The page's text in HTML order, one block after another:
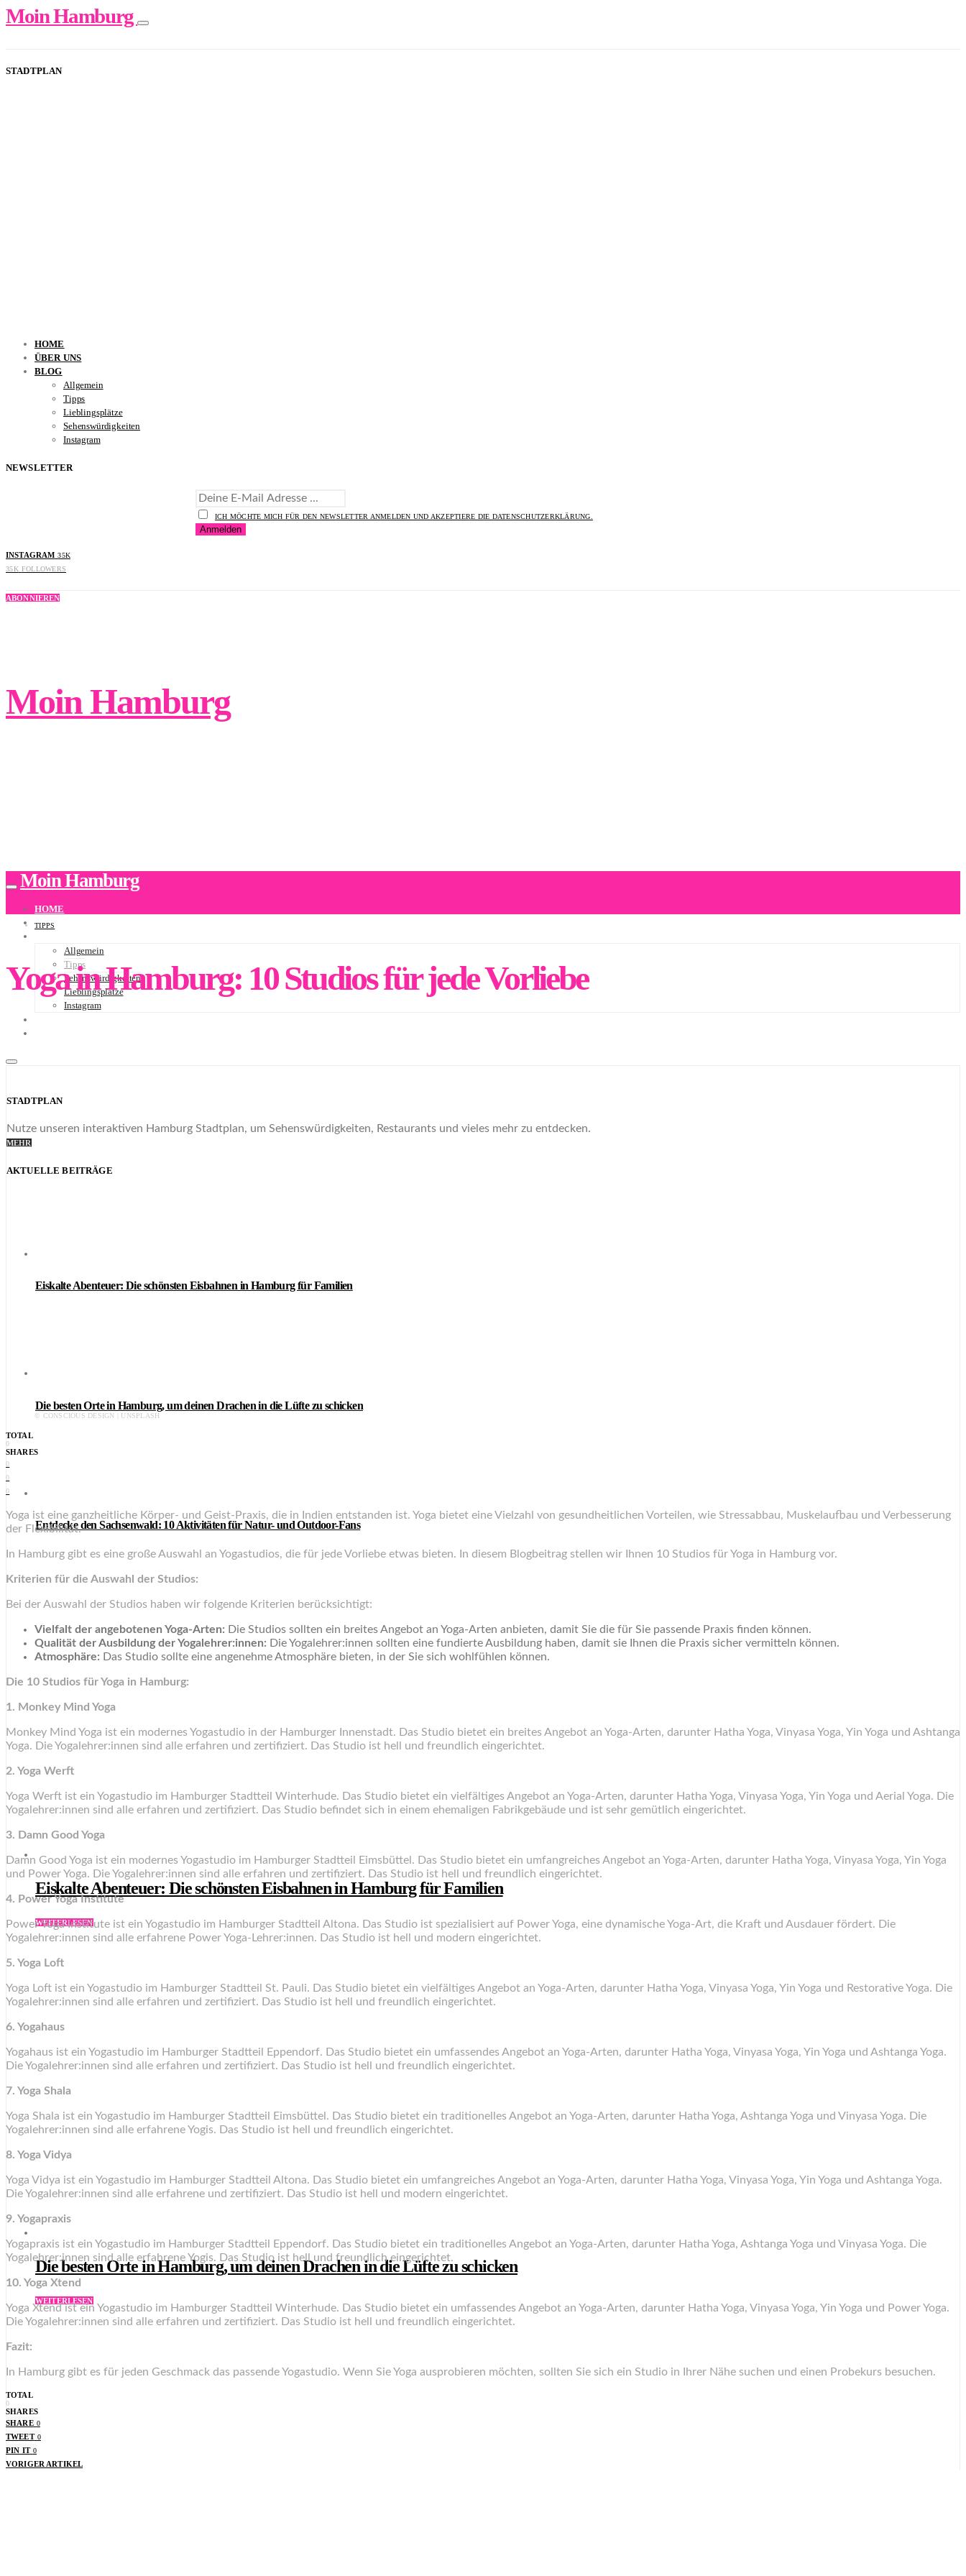
Moin Hamburg
STADTPLAN
HOME
ÜBER UNS
BLOG
Allgemein
Tipps
Lieblingsplätze
Sehenswürdigkeiten
Instagram
NEWSLETTER
ICH MÖCHTE MICH FÜR DEN NEWSLETTER ANMELDEN UND AKZEPTIERE DIE DATENSCHUTZERKLÄRUNG.
INSTAGRAM 35K
35K FOLLOWERS
ABONNIEREN
Moin Hamburg
Moin Hamburg
HOME
ÜBER UNS
Allgemein
Tipps
Sehenswürdigkeiten
Lieblingsplätze
Instagram
STADTPLAN
Nutze unseren interaktiven Hamburg Stadtplan, um Sehenswürdigkeiten, Restaurants und vieles mehr zu entdecken.
MEHR
AKTUELLE BEITRÄGE
Eiskalte Abenteuer: Die schönsten Eisbahnen in Hamburg für Familien
Die besten Orte in Hamburg, um deinen Drachen in die Lüfte zu schicken
Entdecke den Sachsenwald: 10 Aktivitäten für Natur- und Outdoor-Fans
Eiskalte Abenteuer: Die schönsten Eisbahnen in Hamburg für Familien
WEITERLESEN
Die besten Orte in Hamburg, um deinen Drachen in die Lüfte zu schicken
WEITERLESEN
TIPPS
Yoga in Hamburg: 10 Studios für jede Vorliebe
© CONSCIOUS DESIGN | UNSPLASH
TOTAL
0
SHARES
0
0
0
Yoga ist eine ganzheitliche Körper- und Geist-Praxis, die in Indien entstanden ist. Yoga bietet eine Vielzahl von gesundheitlichen Vorteilen, wie Stressabbau, Muskelaufbau und Verbesserung
der Flexibilität.
In Hamburg gibt es eine große Auswahl an Yogastudios, die für jede Vorliebe etwas bieten. In diesem Blogbeitrag stellen wir Ihnen 10 Studios für Yoga in Hamburg vor.
Kriterien für die Auswahl der Studios:
Bei der Auswahl der Studios haben wir folgende Kriterien berücksichtigt:
Vielfalt der angebotenen Yoga-Arten: Die Studios sollten ein breites Angebot an Yoga-Arten anbieten, damit Sie die für Sie passende Praxis finden können.
Qualität der Ausbildung der Yogalehrer:innen: Die Yogalehrer:innen sollten eine fundierte Ausbildung haben, damit sie Ihnen die Praxis sicher vermitteln können.
Atmosphäre: Das Studio sollte eine angenehme Atmosphäre bieten, in der Sie sich wohlfühlen können.
Die 10 Studios für Yoga in Hamburg:
1. Monkey Mind Yoga
Monkey Mind Yoga ist ein modernes Yogastudio in der Hamburger Innenstadt. Das Studio bietet ein breites Angebot an Yoga-Arten, darunter Hatha Yoga, Vinyasa Yoga, Yin Yoga und Ashtanga
Yoga. Die Yogalehrer:innen sind alle erfahren und zertifiziert. Das Studio ist hell und freundlich eingerichtet.
2. Yoga Werft
Yoga Werft ist ein Yogastudio im Hamburger Stadtteil Winterhude. Das Studio bietet ein vielfältiges Angebot an Yoga-Arten, darunter Hatha Yoga, Vinyasa Yoga, Yin Yoga und Aerial Yoga. Die
Yogalehrer:innen sind alle erfahren und zertifiziert. Das Studio befindet sich in einem ehemaligen Fabrikgebäude und ist sehr gemütlich eingerichtet.
3. Damn Good Yoga
Damn Good Yoga ist ein modernes Yogastudio im Hamburger Stadtteil Eimsbüttel. Das Studio bietet ein umfangreiches Angebot an Yoga-Arten, darunter Hatha Yoga, Vinyasa Yoga, Yin Yoga
und Power Yoga. Die Yogalehrer:innen sind alle erfahren und zertifiziert. Das Studio ist hell und freundlich eingerichtet.
4. Power Yoga Institute
Power Yoga Institute ist ein Yogastudio im Hamburger Stadtteil Altona. Das Studio ist spezialisiert auf Power Yoga, eine dynamische Yoga-Art, die Kraft und Ausdauer fördert. Die
Yogalehrer:innen sind alle erfahrene Power Yoga-Lehrer:innen. Das Studio ist hell und modern eingerichtet.
5. Yoga Loft
Yoga Loft ist ein Yogastudio im Hamburger Stadtteil St. Pauli. Das Studio bietet ein vielfältiges Angebot an Yoga-Arten, darunter Hatha Yoga, Vinyasa Yoga, Yin Yoga und Restorative Yoga. Die
Yogalehrer:innen sind alle erfahren und zertifiziert. Das Studio ist hell und freundlich eingerichtet.
6. Yogahaus
Yogahaus ist ein Yogastudio im Hamburger Stadtteil Eppendorf. Das Studio bietet ein umfassendes Angebot an Yoga-Arten, darunter Hatha Yoga, Vinyasa Yoga, Yin Yoga und Ashtanga Yoga.
Die Yogalehrer:innen sind alle erfahren und zertifiziert. Das Studio ist hell und freundlich eingerichtet.
7. Yoga Shala
Yoga Shala ist ein Yogastudio im Hamburger Stadtteil Eimsbüttel. Das Studio bietet ein traditionelles Angebot an Yoga-Arten, darunter Hatha Yoga, Ashtanga Yoga und Vinyasa Yoga. Die
Yogalehrer:innen sind alle erfahrene Yogis. Das Studio ist hell und freundlich eingerichtet.
8. Yoga Vidya
Yoga Vidya ist ein Yogastudio im Hamburger Stadtteil Altona. Das Studio bietet ein umfangreiches Angebot an Yoga-Arten, darunter Hatha Yoga, Vinyasa Yoga, Yin Yoga und Ashtanga Yoga.
Die Yogalehrer:innen sind alle erfahrene und zertifiziert. Das Studio ist hell und modern eingerichtet.
9. Yogapraxis
Yogapraxis ist ein Yogastudio im Hamburger Stadtteil Eppendorf. Das Studio bietet ein traditionelles Angebot an Yoga-Arten, darunter Hatha Yoga, Ashtanga Yoga und Vinyasa Yoga. Die
Yogalehrer:innen sind alle erfahrene Yogis. Das Studio ist hell und freundlich eingerichtet.
10. Yoga Xtend
Yoga Xtend ist ein Yogastudio im Hamburger Stadtteil Winterhude. Das Studio bietet ein umfassendes Angebot an Yoga-Arten, darunter Hatha Yoga, Vinyasa Yoga, Yin Yoga und Power Yoga.
Die Yogalehrer:innen sind alle erfahren und zertifiziert. Das Studio ist hell und freundlich eingerichtet.
Fazit:
In Hamburg gibt es für jeden Geschmack das passende Yogastudio. Wenn Sie Yoga ausprobieren möchten, sollten Sie sich ein Studio in Ihrer Nähe suchen und einen Probekurs besuchen.
TOTAL
0
SHARES
SHARE 0
TWEET 0
PIN IT 0
VORIGER ARTIKEL